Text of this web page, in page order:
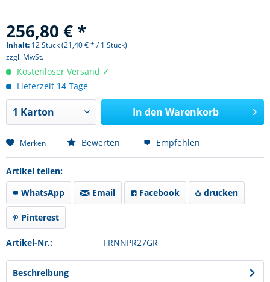
256,80 € *
Inhalt: 12 Stück (21,40 € * / 1 Stück)
zzgl. MwSt.
Kostenloser Versand ✓
Lieferzeit 14 Tage
In den Warenkorb
Merken Bewerten Empfehlen
Artikel teilen:
WhatsApp
Email Facebook drucken
Pinterest
Artikel-Nr.: FRNNPR27GR
Beschreibung